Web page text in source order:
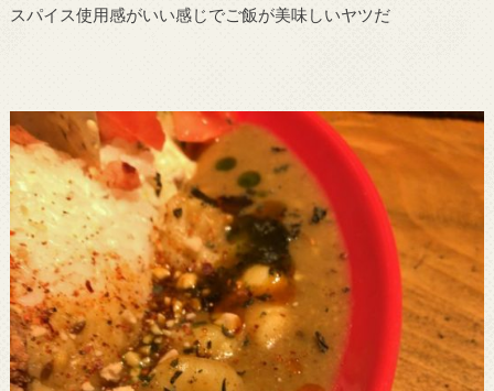
スパイス使用感がいい感じでご飯が美味しいヤツだ